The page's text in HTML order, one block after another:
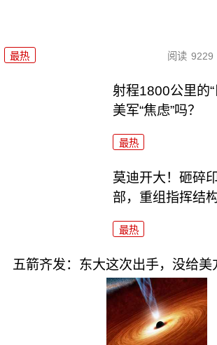
最热 阅读 9229
射程1800公里的
美军“焦虑”吗？
最热
莫迪开大！砸碎
部，重组指挥结
最热
五箭齐发：东大这次出手，没给美